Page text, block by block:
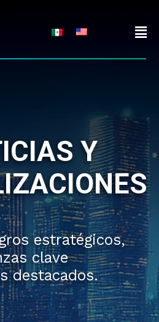
Y
estratégicos,
clave
destacados.